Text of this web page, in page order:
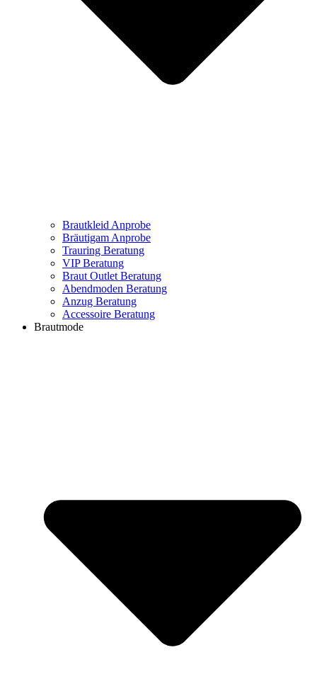
Brautkleid Anprobe
Bräutigam Anprobe
Trauring Beratung
VIP Beratung
Braut Outlet Beratung
Abendmoden Beratung
Anzug Beratung
Accessoire Beratung
Brautmode